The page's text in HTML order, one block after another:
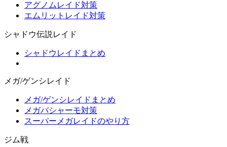
アグノムレイド対策
エムリットレイド対策
シャドウ伝説レイド
シャドウレイドまとめ
メガ/ゲンシレイド
メガ/ゲンシレイドまとめ
メガバシャーモ対策
スーパーメガレイドのやり方
ジム戦